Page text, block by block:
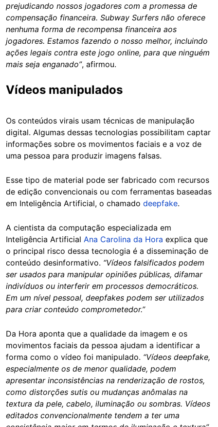
prejudicando nossos jogadores com a promessa de
compensação financeira. Subway Surfers não oferece
nenhuma forma de recompensa financeira aos
jogadores. Estamos fazendo o nosso melhor, incluindo
ações legais contra este jogo online, para que ninguém
mais seja enganado”, afirmou.
Vídeos manipulados
Os conteúdos virais usam técnicas de manipulação
digital. Algumas dessas tecnologias possibilitam captar
informações sobre os movimentos faciais e a voz de
uma pessoa para produzir imagens falsas.
Esse tipo de material pode ser fabricado com recursos
de edição convencionais ou com ferramentas baseadas
em Inteligência Artificial, o chamado deepfake.
A cientista da computação especializada em
Inteligência Artificial Ana Carolina da Hora explica que
o principal risco dessa tecnologia é a disseminação de
conteúdo desinformativo. “Vídeos falsificados podem
ser usados para manipular opiniões públicas, difamar
indivíduos ou interferir em processos democráticos.
Em um nível pessoal, deepfakes podem ser utilizados
para criar conteúdo comprometedor.”
Da Hora aponta que a qualidade da imagem e os
movimentos faciais da pessoa ajudam a identificar a
forma como o vídeo foi manipulado. “Vídeos deepfake,
especialmente os de menor qualidade, podem
apresentar inconsistências na renderização de rostos,
como distorções sutis ou mudanças anômalas na
textura da pele, cabelo, iluminação ou sombras. Vídeos
editados convencionalmente tendem a ter uma